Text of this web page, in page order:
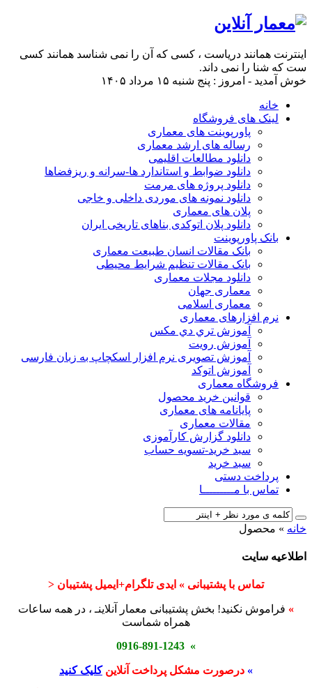
اینترنت همانند دریاست ، کسی که آن را نمی شناسد همانند کسی
ست که شنا را نمی داند.
خوش آمدید - امروز : پنج شنبه ۱۵ مرداد ۱۴۰۵
خانه
لینک های فروشگاه
پاورپوینت های معماری
رساله های ارشد معماری
دانلود مطالعات اقلیمی
دانلود ضوابط و استاندارد ها-سرانه و ریزفضاها
دانلود پروژه های مرمت
دانلود نمونه های موردی داخلی و خاجی
پلان های معماری
دانلود پلان اتوکدی بناهای تاریخی ایران
بانک پاورپوینت
بانک مقالات انسان طبیعت معماری
بانک مقالات تنظیم شرایط محیطی
دانلود مجلات معماری
معماری جهان
معماری اسلامی
نرم افزارهای معماری
آﻣﻮزش ﺗﺮي دي ﻣﮑﺲ
آموزش رویت
آموزش تصویری نرم افزار اسکچاپ به زبان فارسی
آموزش اتوکد
فروشگاه معماری
قوانین خرید محصول
پایانامه های معماری
مقالات معماری
دانلود گزارش کارآموزی
سبد خرید-تسویه حساب
سبد خرید
پرداخت دستی
تماس با مـــــــــا
خانه » محصول
اطلاعیه سایت
تماس با پشتیبانی » ایدی تلگرام+ایمیل پشتیبان <
» فراموش نکنید! بخش پشتیبانی معمار آنلاینـ ، در همه ساعات
همراه شماست
» 0916-891-1243
» درصورت مشکل پرداخت آنلاینکلیک کنید